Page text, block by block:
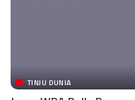
TINJU DUNIA